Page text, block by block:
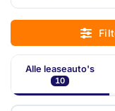
elektrische SUV-
interieurruimte met
gebruikservaring die
bepaald, iets waar
altijd anders in
voor rijders die
wegen als actieradius
private lease
Alle leaseauto's
10